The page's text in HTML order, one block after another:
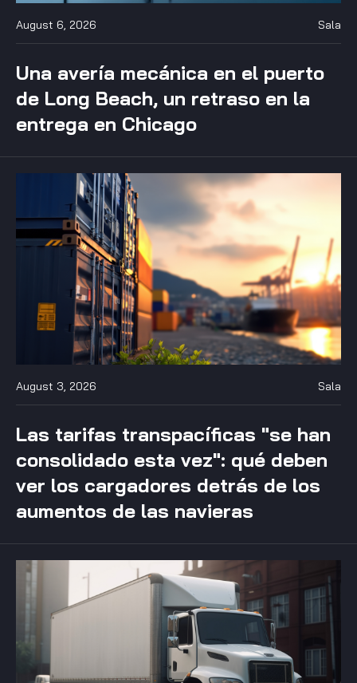
August 6, 2026 Sala
Una avería mecánica en el puerto
de Long Beach, un retraso en la
entrega en Chicago
August 3, 2026 Sala
Las tarifas transpacíficas "se han
consolidado esta vez": qué deben
ver los cargadores detrás de los
aumentos de las navieras